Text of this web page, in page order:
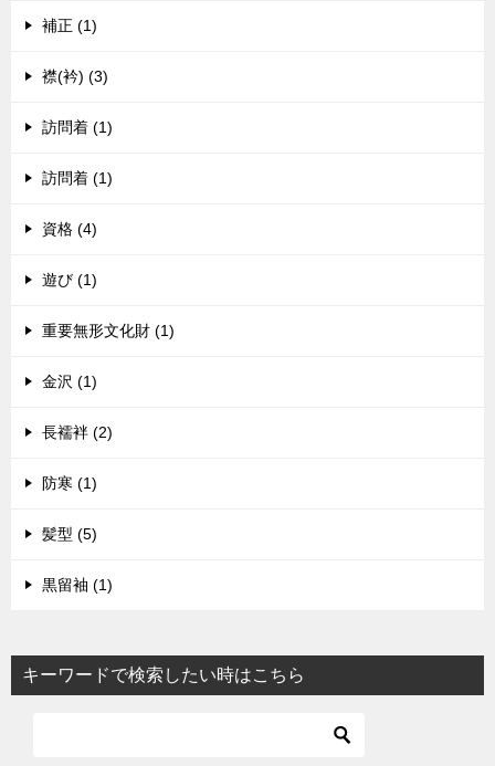
補正 (1)
襟(衿) (3)
訪問着 (1)
訪問着 (1)
資格 (4)
遊び (1)
重要無形文化財 (1)
金沢 (1)
長襦袢 (2)
防寒 (1)
髪型 (5)
黒留袖 (1)
キーワードで検索したい時はこちら